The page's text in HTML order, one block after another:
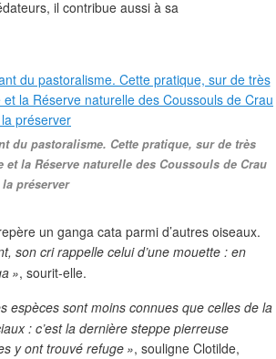
il contribue aussi à sa
du pastoralisme. Cette pratique, sur de très
la Réserve naturelle des Coussouls de Crau
préserver
un ganga cata parmi d’autres oiseaux.
son cri rappelle celui d’une mouette : en
», sourit-elle.
espèces sont moins connues que celles de la
: c’est la dernière steppe pierreuse
y ont trouvé refuge», souligne Clotilde,